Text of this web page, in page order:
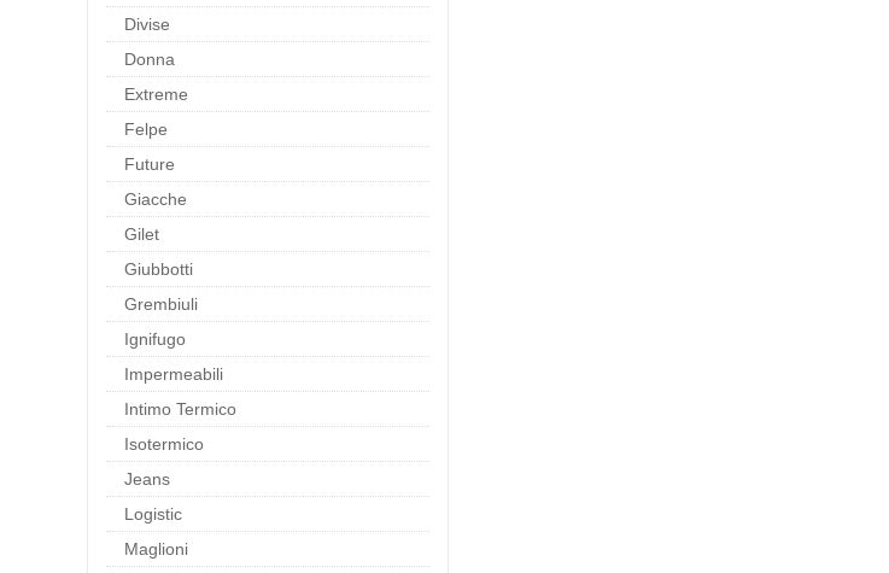
Divise
Donna
Extreme
Felpe
Future
Giacche
Gilet
Giubbotti
Grembiuli
Ignifugo
Impermeabili
Intimo Termico
Isotermico
Jeans
Logistic
Maglioni